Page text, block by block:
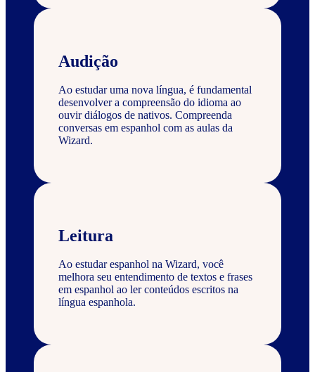
Audição
Ao estudar uma nova língua, é fundamental
desenvolver a compreensão do idioma ao
ouvir diálogos de nativos. Compreenda
conversas em espanhol com as aulas da
Wizard.
Leitura
Ao estudar espanhol na Wizard, você
melhora seu entendimento de textos e frases
em espanhol ao ler conteúdos escritos na
língua espanhola.